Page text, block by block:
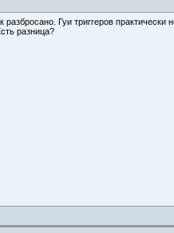
Гуи триггеров практически
разница?